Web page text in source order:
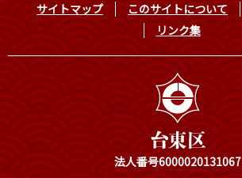
サイトマップ このサイトについて
リンク集
法人番号6000020131067